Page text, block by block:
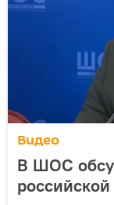
Видео
В ШОС